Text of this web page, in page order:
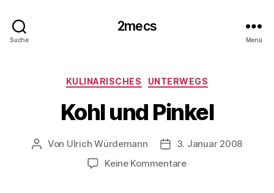
Suche
2mecs
Menü
Kategorien
KULINARISCHES UNTERWEGS
Kohl und Pinkel
Beitragsautor
Von Ulrich Würdemann Beitragsdatum
3. Januar 2008
Keine Kommentarezu